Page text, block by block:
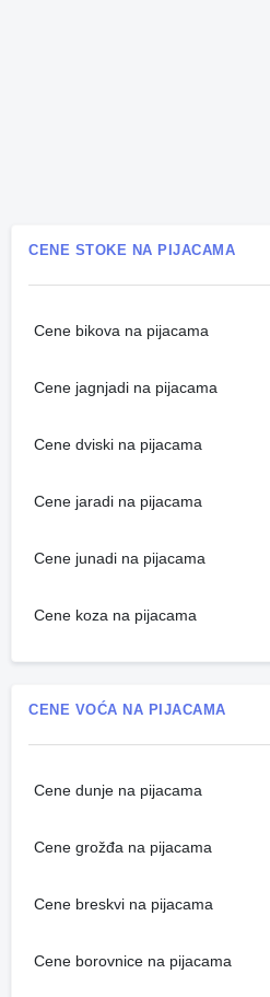
CENE STOKE NA PIJACAMA
Cene bikova na pijacama
Cene jagnjadi na pijacama
Cene dviski na pijacama
Cene jaradi na pijacama
Cene junadi na pijacama
Cene koza na pijacama
CENE VOĆA NA PIJACAMA
Cene dunje na pijacama
Cene grožđa na pijacama
Cene breskvi na pijacama
Cene borovnice na pijacama